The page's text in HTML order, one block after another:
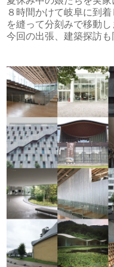
８時間かけて岐阜に到
を縫って分刻みで移動
今回の出張、建築探訪も